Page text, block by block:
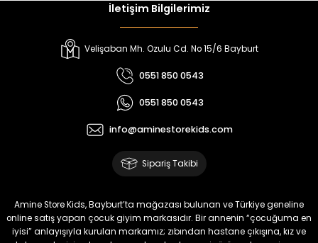
Oven Kız Çocuk 2’li Takım
%17
Viren Kız Çocuk Deri Etekli Takım
₺ 665
₺ 1.150
₺ 950
Yeni
Bella Kız Çocuk 2’li Jile Elbise
₺ 2.200
₺ 1.800
İletişim Bilgilerimiz
Velişaban Mh. Ozulu Cd. No 15/6 Bayburt
0551 850 0543
0551 850 0543
info@aminestorekids.com
Sipariş Takibi
Amine Store Kids, Bayburt’ta mağazası bulunan ve Türkiye geneline
online satış yapan çocuk giyim markasıdır. Bir annenin “çocuğuma en
iyisi” anlayışıyla kurulan markamız; zıbından hastane çıkışına, kız ve